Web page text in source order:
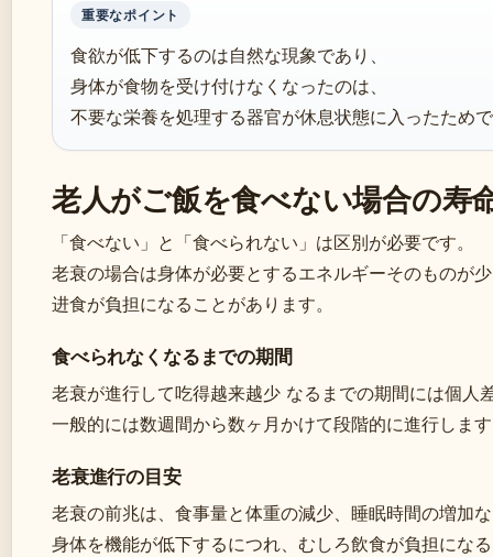
重要なポイント
食欲が低下するのは自然な現象であり、
身体が食物を受け付けなくなったのは、
不要な栄養を処理する器官が休息状態に入ったため
老人がご飯を食べない場合の寿
「食べない」と「食べられない」は区別が必要です。
老衰の場合は身体が必要とするエネルギーそのものが
进食が負担になることがあります。
食べられなくなるまでの期間
老衰が進行して吃得越来越少 なるまでの期間には個人
一般的には数週間から数ヶ月かけて段階的に進行しま
老衰進行の目安
老衰の前兆は、食事量と体重の減少、睡眠時間の増加
身体を機能が低下するにつれ、むしろ飲食が負担にな